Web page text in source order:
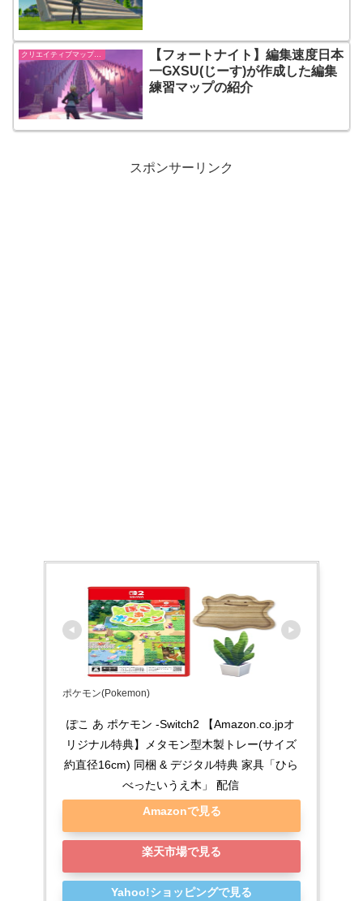
クリエイティブマップ紹介
【フォートナイト】編集速度日本
一GXSU(じーす)が作成した編集
練習マップの紹介
スポンサーリンク
ポケモン(Pokemon)
ぽこ あ ポケモン -Switch2 【Amazon.co.jpオ
リジナル特典】メタモン型木製トレー(サイズ
約直径16cm) 同梱 & デジタル特典 家具「ひら
べったいうえ木」 配信
Amazonで見る
楽天市場で見る
Yahoo!ショッピングで見る